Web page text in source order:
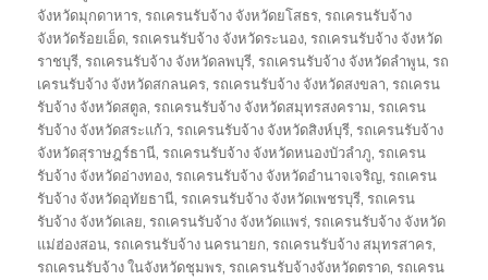
จังหวัดมุกดาหาร,รถเครนรับจ้าง จังหวัดยโสธร,รถเครนรับจ้าง
จังหวัดร้อยเอ็ด,รถเครนรับจ้าง จังหวัดระนอง,รถเครนรับจ้าง จังหวัด
ราชบุรี,รถเครนรับจ้าง จังหวัดลพบุรี,รถเครนรับจ้าง จังหวัดลำพูน,รถ
เครนรับจ้าง จังหวัดสกลนคร,รถเครนรับจ้าง จังหวัดสงขลา,รถเครน
รับจ้าง จังหวัดสตูล,รถเครนรับจ้าง จังหวัดสมุทรสงคราม,รถเครน
รับจ้าง จังหวัดสระแก้ว,รถเครนรับจ้าง จังหวัดสิงห์บุรี,รถเครนรับจ้าง
จังหวัดสุราษฎร์ธานี,รถเครนรับจ้าง จังหวัดหนองบัวลำภู,รถเครน
รับจ้าง จังหวัดอ่างทอง,รถเครนรับจ้าง จังหวัดอำนาจเจริญ,รถเครน
รับจ้าง จังหวัดอุทัยธานี,รถเครนรับจ้าง จังหวัดเพชรบุรี,รถเครน
รับจ้าง จังหวัดเลย,รถเครนรับจ้าง จังหวัดแพร่,รถเครนรับจ้าง จังหวัด
แม่ฮ่องสอน,รถเครนรับจ้าง นครนายก,รถเครนรับจ้าง สมุทรสาคร,
รถเครนรับจ้าง ในจังหวัดชุมพร,รถเครนรับจ้างจังหวัดตราด,รถเครน